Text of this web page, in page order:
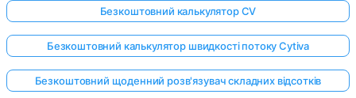
Безкоштовний калькулятор CV
Безкоштовний калькулятор швидкості потоку Cytiva
Безкоштовний щоденний розв'язувач складних відсотків